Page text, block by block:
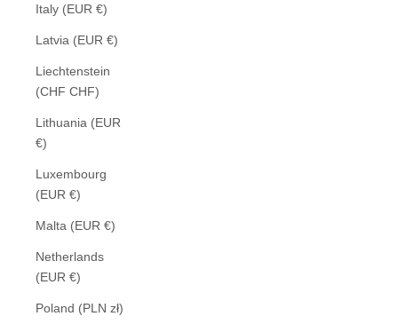
Italy (EUR €)
Latvia (EUR €)
Liechtenstein
(CHF CHF)
Lithuania (EUR
€)
Luxembourg
(EUR €)
Malta (EUR €)
Netherlands
(EUR €)
Poland (PLN zł)